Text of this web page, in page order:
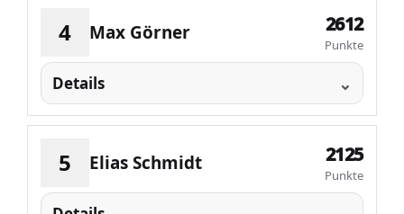
4 Max Görner 2612
Punkte
Details
5 Elias Schmidt 2125
Punkte